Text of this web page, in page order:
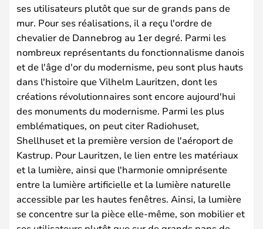
ses utilisateurs plutôt que sur de grands pans de
mur. Pour ses réalisations, il a reçu l'ordre de
chevalier de Dannebrog au 1er degré. Parmi les
nombreux représentants du fonctionnalisme danois
et de l'âge d'or du modernisme, peu sont plus hauts
dans l'histoire que Vilhelm Lauritzen, dont les
créations révolutionnaires sont encore aujourd'hui
des monuments du modernisme. Parmi les plus
emblématiques, on peut citer Radiohuset,
Shellhuset et la première version de l'aéroport de
Kastrup. Pour Lauritzen, le lien entre les matériaux
et la lumière, ainsi que l'harmonie omniprésente
entre la lumière artificielle et la lumière naturelle
accessible par les hautes fenêtres. Ainsi, la lumière
se concentre sur la pièce elle-même, son mobilier et